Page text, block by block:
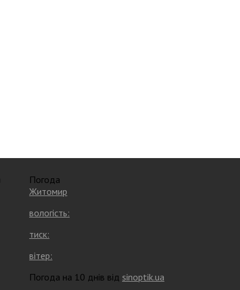
Погода
Житомир
вологість:
тиск:
вітер:
Погода на 10 днів від sinoptik.ua